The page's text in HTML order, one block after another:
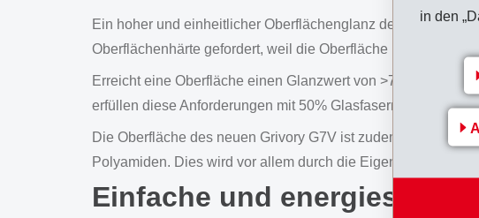
in den
Ein hoher und einheitlicher Oberflächenglanz definiert die
Oberflächenhärte gefordert, weil die Oberfläche kratzfest
Erreicht eine Oberfläche einen Glanzwert von >70 bei
erfüllen diese Anforderungen mit 50% Glasfasern problemlos.
Die Oberfläche des neuen Grivory G7V ist zudem um bis zu
Polyamiden. Dies wird vor allem durch die Eigenschaften der
Einfache und